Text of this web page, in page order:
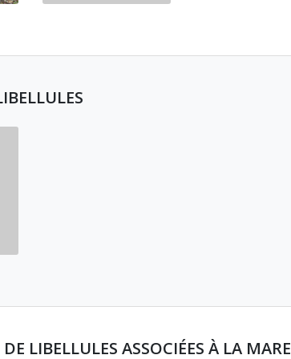
LIBELLULES ASSOCIÉES À LA MARE